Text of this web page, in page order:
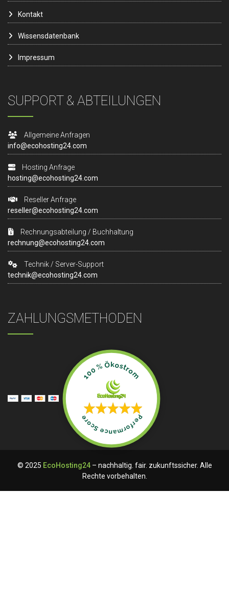
Kontakt
Wissensdatenbank
Impressum
SUPPORT & ABTEILUNGEN
Allgemeine Anfragen
info@ecohosting24.com
Hosting Anfrage
hosting@ecohosting24.com
Reseller Anfrage
reseller@ecohosting24.com
Rechnungsabteilung / Buchhaltung
rechnung@ecohosting24.com
Technik / Server-Support
technik@ecohosting24.com
ZAHLUNGSMETHODEN
100 % Ökostrom
Performance Score
© 2025 EcoHosting24– nachhaltig. fair. zukunftssicher. Alle
Rechte vorbehalten.